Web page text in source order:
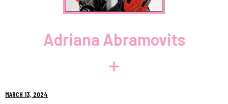
Adriana Abramovits
MARCH 13, 2024